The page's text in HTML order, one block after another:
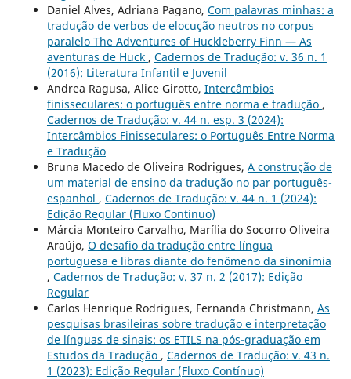
Daniel Alves, Adriana Pagano, Com palavras minhas: a
tradução de verbos de elocução neutros no corpus
paralelo The Adventures of Huckleberry Finn — As
aventuras de Huck , Cadernos de Tradução: v. 36 n. 1
(2016): Literatura Infantil e Juvenil
Andrea Ragusa, Alice Girotto, Intercâmbios
finisseculares: o português entre norma e tradução ,
Cadernos de Tradução: v. 44 n. esp. 3 (2024):
Intercâmbios Finisseculares: o Português Entre Norma
e Tradução
Bruna Macedo de Oliveira Rodrigues, A construção de
um material de ensino da tradução no par português-
espanhol , Cadernos de Tradução: v. 44 n. 1 (2024):
Edição Regular (Fluxo Contínuo)
Márcia Monteiro Carvalho, Marília do Socorro Oliveira
Araújo, O desafio da tradução entre língua
portuguesa e libras diante do fenômeno da sinonímia
, Cadernos de Tradução: v. 37 n. 2 (2017): Edição
Regular
Carlos Henrique Rodrigues, Fernanda Christmann, As
pesquisas brasileiras sobre tradução e interpretação
de línguas de sinais: os ETILS na pós-graduação em
Estudos da Tradução , Cadernos de Tradução: v. 43 n.
1 (2023): Edição Regular (Fluxo Contínuo)